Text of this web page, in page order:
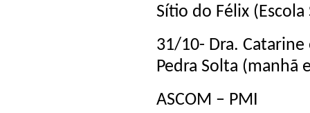
Sítio do Félix
31/10- Dra. Catarine
Pedra Solta (manhã
ASCOM – PMI